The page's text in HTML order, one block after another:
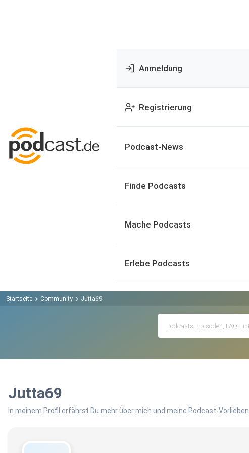
Anmeldung
Registrierung
Podcast-News
Finde Podcasts
Mache Podcasts
Erlebe Podcasts
Startseite Community Jutta69
Jutta69
In meinem Profil erfährst Du mehr über mich und meine Podcast-Vorlieben.